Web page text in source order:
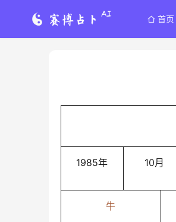
首页
1985年 10月
牛